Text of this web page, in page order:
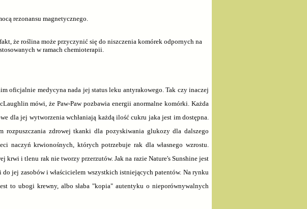
rezonansu magnetycznego.
że roślina może przyczynić się do niszczenia komórek odpornych na
w ramach chemioterapii.
oficjalnie medycyna nada jej status leku antyrakowego. Tak czy inaczej
mówi, że Paw-Paw pozbawia energii anormalne komórki. Każda
dla jej wytworzenia wchłaniają każdą ilość cukru jaka jest im dostępna.
rozpuszczania zdrowej tkanki dla pozyskiwania glukozy dla dalszego
naczyń krwionośnych, których potrzebuje rak dla własnego wzrostu.
krwi i tlenu rak nie tworzy przerzutów. Jak na razie Nature's Sunshine jest
do jej zasobów i właścicielem wszystkich istniejących patentów. Na rynku
to ubogi krewny, albo słaba "kopia" autentyku o nieporównywalnych